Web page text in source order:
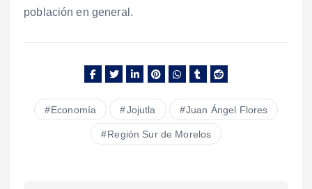
población en general.
Economía Jojutla Juan Ángel Flores
Región Sur de Morelos